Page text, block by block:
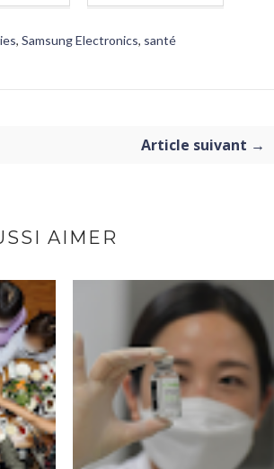
, Samsung Electronics, santé
Article suivant →
AIMER